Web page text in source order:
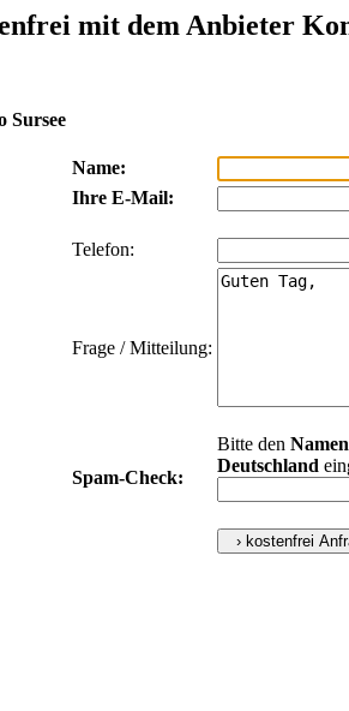
mit dem Anbieter
Sursee
Name:
Ihre E-Mail:
Telefon:
Frage / Mitteilung:
Spam-Check:
Bitte den Namen
Deutschland